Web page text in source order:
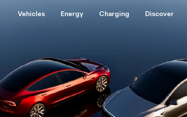
Vehicles Energy Charging Discover